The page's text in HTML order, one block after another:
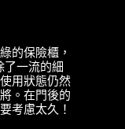
的保險櫃，
一流的細
用狀態仍然
。在門後的
考慮太久！